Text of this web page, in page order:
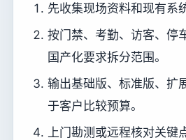
先收集现场资料和现有系
按门禁、考勤、访客、停
国产化要求拆分范围。
输出基础版、标准版、扩
于客户比较预算。
上门勘测或远程核对关键